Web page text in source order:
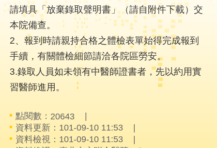
特
色
醫
療
衛
教
專
教
學
請填具「放棄錄取聲明書」（請自附件下載）交
本院備查。
2、報到時請親持合格之體檢表單始得完成報到
手續，有關體檢細節請洽各院區勞安。
3.錄取人員如未領有中醫師證書者，先以約用實
習醫師進用。
點閱數： 20643
資料更新：101-09-10 11:53
資料檢視：101-09-10 11:53